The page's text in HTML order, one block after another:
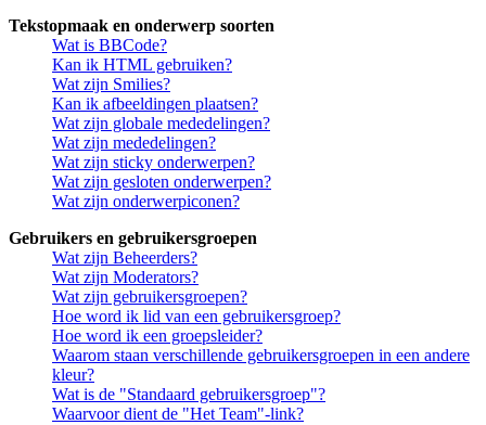
Tekstopmaak en onderwerp soorten
Wat is BBCode?
Kan ik HTML gebruiken?
Wat zijn Smilies?
Kan ik afbeeldingen plaatsen?
Wat zijn globale mededelingen?
Wat zijn mededelingen?
Wat zijn sticky onderwerpen?
Wat zijn gesloten onderwerpen?
Wat zijn onderwerpiconen?
Gebruikers en gebruikersgroepen
Wat zijn Beheerders?
Wat zijn Moderators?
Wat zijn gebruikersgroepen?
Hoe word ik lid van een gebruikersgroep?
Hoe word ik een groepsleider?
Waarom staan verschillende gebruikersgroepen in een andere
kleur?
Wat is de "Standaard gebruikersgroep"?
Waarvoor dient de "Het Team"-link?